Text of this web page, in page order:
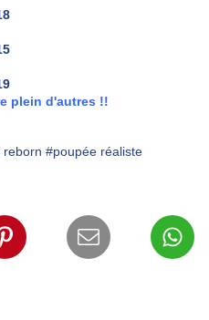
plein d'autres !!
reborn #poupée réaliste